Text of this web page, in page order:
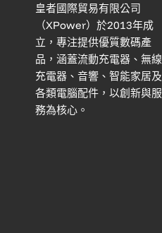
皇者國際貿易有限公司
（XPower）於2013年成
立，專注提供優質數碼產
品，涵蓋流動充電器、無線
充電器、音響、智能家居及
各類電腦配件，以創新與服
務為核心。